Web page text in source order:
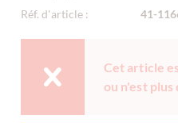
Réf. d'article :
41-
Cet article
ou n'est plus